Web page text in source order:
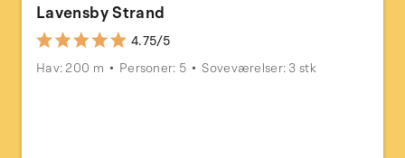
Lavensby Strand
4.75/5
Hav: 200 m
Personer: 5 Soveværelser: 3 stk